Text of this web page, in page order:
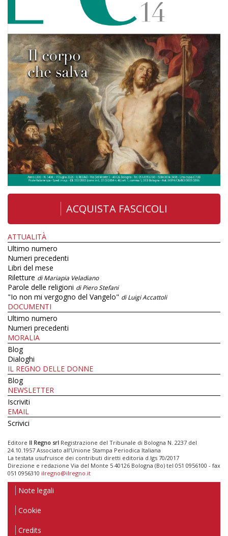
ACQUISTA FASCICOLI
ATTUALITÀ
Ultimo numero
Numeri precedenti
Libri del mese
Riletture di Mariapia Veladiano
Parole delle religioni di Piero Stefani
"Io non mi vergogno del Vangelo" di Luigi Accattoli
DOCUMENTI
Ultimo numero
Numeri precedenti
MORALIA
Blog
Dialoghi
IL REGNO DELLE DONNE
Blog
NEWSLETTER
Iscriviti
EMAIL
Scrivici
Editore Il Regno srl Registrazione del Tribunale di Bologna N. 2237 del
24.10.1957 Associato all’Unione Stampa Periodica Italiana
La testata usufruisce dei contributi diretti editoria d.lgs 70/2017
Direzione e redazione Via del Monte 5 40126 Bologna (Bo) tel 051 0956100 - fax
051 0956310 ilregno@ilregno.it
Note legali
Cookie
Credits